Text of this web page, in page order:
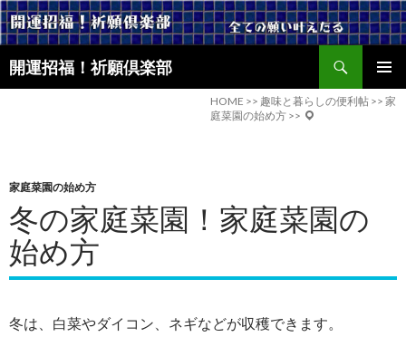
開運招福！祈願倶楽部
索
メインメ
ニュー
へ
ス
キ
ッ
プ
HOME >> 趣味と暮らしの便利帖 >> 家
庭菜園の始め方 >>
家庭菜園の始め方
冬の家庭菜園！家庭菜園の
始め方
冬は、白菜やダイコン、ネギなどが収穫できます。